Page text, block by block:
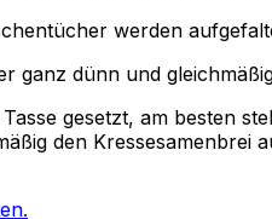
werden
ganz dünn und
gesetzt, am besten
den